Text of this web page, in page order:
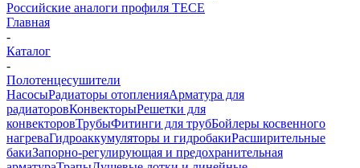
Российские аналоги профиля TECE
Главная
-
Каталог
-
Полотенцесушители
НасосыРадиаторы отопленияАрматура для
радиаторовКонвекторыРешетки для
конвекторовТрубыФитинги для трубБойлеры косвенного
нагреваГидроаккумуляторы и гидробакиРасширительные
бакиЗапорно-регулирующая и предохранительная